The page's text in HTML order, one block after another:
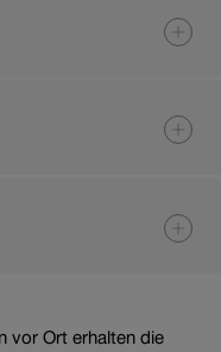
vor Ort erhalten die